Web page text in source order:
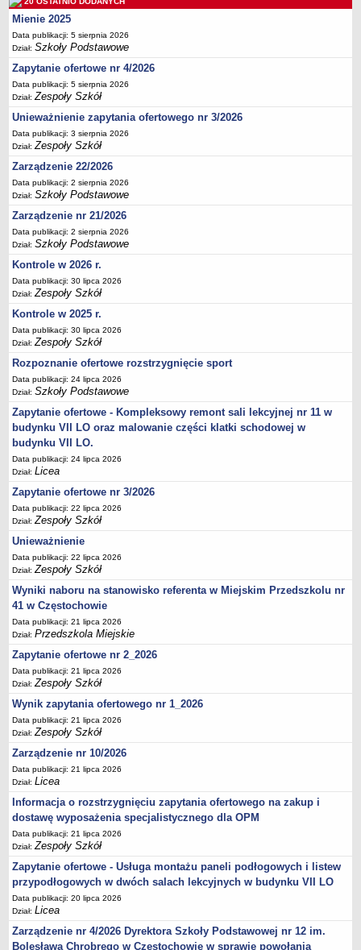
Godziny dyżurów
Ogłoszenia
Zarządzenia
Rejestry, ewidencje, archiwa
Kontrole
PONOWNE WYKORZYSTYWANIE
Sprawozdania
Deklaracja dostępności
DEKLARACJA DOSTĘPNOŚCI
OŚWIADCZENIA MAJĄTKOWE
PONOWNE WYKORZYSTYWANIE
UDOSTĘPNIANIE INFORMACJI PUBLICZNEJ
OCHRONA DANYCH OSOBOWYCH
Mienie 2025
Data publikacji: 5 sierpnia 2026
Dział:Szkoły Podstawowe
Zapytanie ofertowe nr 4/2026
Data publikacji: 5 sierpnia 2026
Dział:Zespoły Szkół
Unieważnienie zapytania ofertowego nr 3/2026
Data publikacji: 3 sierpnia 2026
Dział:Zespoły Szkół
Zarządzenie 22/2026
Data publikacji: 2 sierpnia 2026
Dział:Szkoły Podstawowe
Zarządzenie nr 21/2026
Data publikacji: 2 sierpnia 2026
Dział:Szkoły Podstawowe
Kontrole w 2026 r.
Data publikacji: 30 lipca 2026
Dział:Zespoły Szkół
Kontrole w 2025 r.
Data publikacji: 30 lipca 2026
Dział:Zespoły Szkół
Rozpoznanie ofertowe rozstrzygnięcie sport
Data publikacji: 24 lipca 2026
Dział:Szkoły Podstawowe
Zapytanie ofertowe - Kompleksowy remont sali lekcyjnej nr 11 w
budynku VII LO oraz malowanie części klatki schodowej w
budynku VII LO.
Data publikacji: 24 lipca 2026
Dział:Licea
Zapytanie ofertowe nr 3/2026
Data publikacji: 22 lipca 2026
Dział:Zespoły Szkół
Unieważnienie
Data publikacji: 22 lipca 2026
Dział:Zespoły Szkół
Wyniki naboru na stanowisko referenta w Miejskim Przedszkolu nr
41 w Częstochowie
Data publikacji: 21 lipca 2026
Dział:Przedszkola Miejskie
Zapytanie ofertowe nr 2_2026
Data publikacji: 21 lipca 2026
Dział:Zespoły Szkół
Wynik zapytania ofertowego nr 1_2026
Data publikacji: 21 lipca 2026
Dział:Zespoły Szkół
Zarządzenie nr 10/2026
Data publikacji: 21 lipca 2026
Dział:Licea
Informacja o rozstrzygnięciu zapytania ofertowego na zakup i
dostawę wyposażenia specjalistycznego dla OPM
Data publikacji: 21 lipca 2026
Dział:Zespoły Szkół
Zapytanie ofertowe - Usługa montażu paneli podłogowych i listew
przypodłogowych w dwóch salach lekcyjnych w budynku VII LO
Data publikacji: 20 lipca 2026
Dział:Licea
Zarządzenie nr 4/2026 Dyrektora Szkoły Podstawowej nr 12 im.
Bolesława Chrobrego w Częstochowie w sprawie powołania